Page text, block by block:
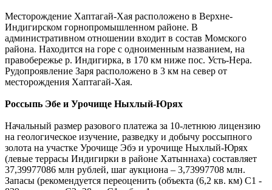
Месторождение Хаптагай-Хая расположено в Верхне-
Индигирском горнопромышленном районе. В
административном отношении входит в состав Момского
района. Находится на горе с одноименным названием, на
правобережье р. Индигирка, в 170 км ниже пос. Усть-Нера.
Рудопроявление Заря расположено в 3 км на север от
месторождения Хаптагай-Хая.
Россыпь Эбе и Урочище Ныхлый-Юрях
Начальный размер разового платежа за 10-летнюю лицензию
на геологическое изучение, разведку и добычу россыпного
золота на участке Урочище Эбэ и урочище Ныхлый-Юрях
(левые террасы Индигирки в районе Хатыннаха) составляет
37,39977086 млн рублей, шаг аукциона – 3,73997708 млн.
Запасы (рекомендуется переоценить (объекта (6,2 кв. км) С1 -